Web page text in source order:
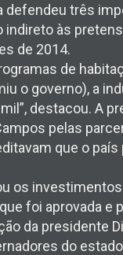
defendeu três
às
de 2014.
de
o governo), a
destacou. A
pelas
que o
os
foi aprovada e
da presidente
do